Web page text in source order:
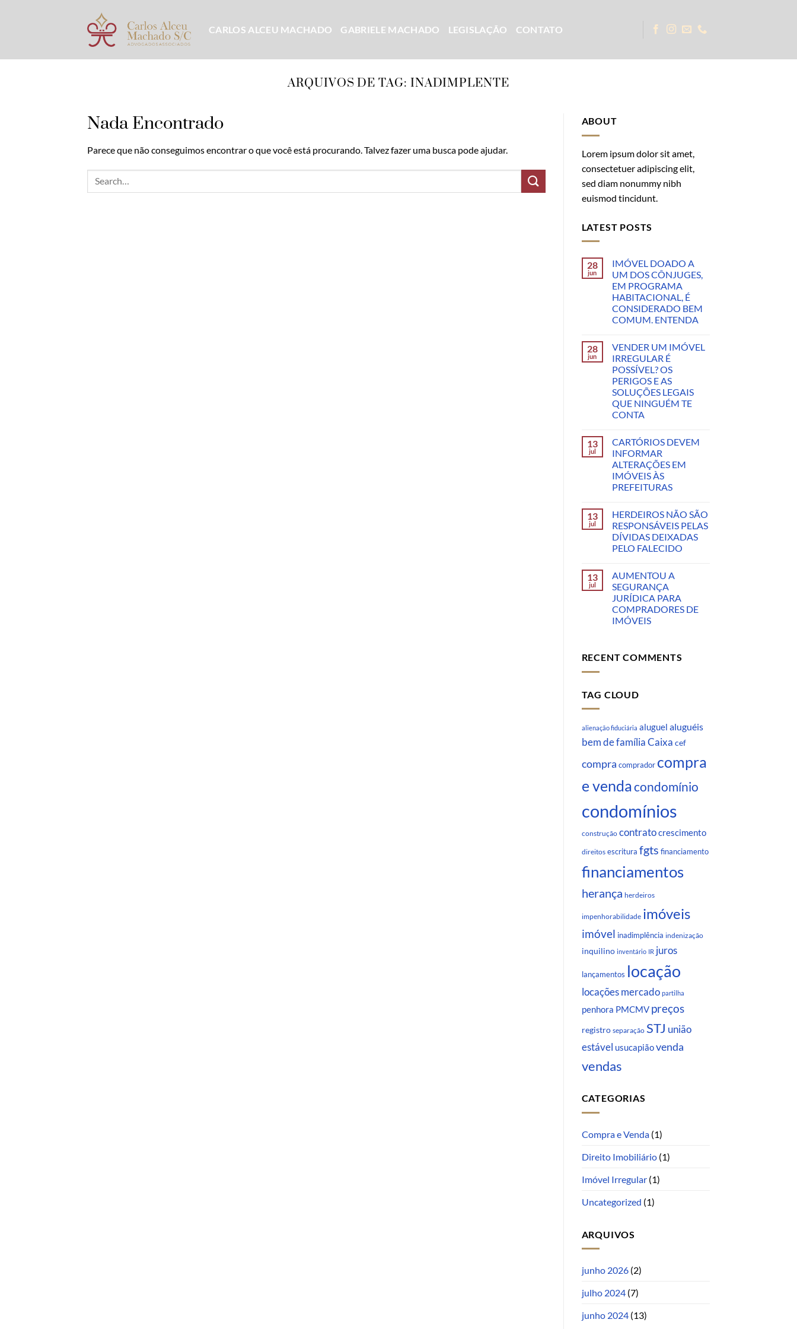
CARLOS ALCEU MACHADO GABRIELE MACHADO LEGISLAÇÃO CONTATO
ARQUIVOS DE TAG: INADIMPLENTE
Nada Encontrado
Parece que não conseguimos encontrar o que você está procurando. Talvez fazer uma busca pode ajudar.
ABOUT
Lorem ipsum dolor sit amet,
consectetuer adipiscing elit,
sed diam nonummy nibh
euismod tincidunt.
LATEST POSTS
28
jun
IMÓVEL DOADO A
UM DOS CÔNJUGES,
EM PROGRAMA
HABITACIONAL, É
CONSIDERADO BEM
COMUM. ENTENDA
28
jun
VENDER UM IMÓVEL
IRREGULAR É
POSSÍVEL? OS
PERIGOS E AS
SOLUÇÕES LEGAIS
QUE NINGUÉM TE
CONTA
13
jul
CARTÓRIOS DEVEM
INFORMAR
ALTERAÇÕES EM
IMÓVEIS ÀS
PREFEITURAS
13
jul
HERDEIROS NÃO SÃO
RESPONSÁVEIS PELAS
DÍVIDAS DEIXADAS
PELO FALECIDO
13
jul
AUMENTOU A
SEGURANÇA
JURÍDICA PARA
COMPRADORES DE
IMÓVEIS
RECENT COMMENTS
TAG CLOUD
alienação fiduciária aluguel aluguéis
bem de família Caixa cef
compra comprador compra
e vendacondomínio
condomínios
construção contratocrescimento
direitos escritura fgts financiamento
financiamentos
herança herdeiros
impenhorabilidade imóveis
imóvel inadimplência indenização
inquilino inventário IR juros
lançamentos locação
locações mercado partilha
penhora PMCMV preços
registro separação STJ união
estável usucapiãovenda
vendas
CATEGORIAS
Compra e Venda(1)
Direito Imobiliário(1)
Imóvel Irregular(1)
Uncategorized (1)
ARQUIVOS
junho 2026(2)
julho 2024(7)
junho 2024(13)